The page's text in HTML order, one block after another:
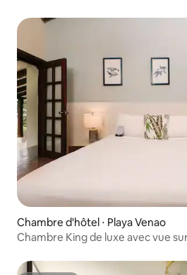
Chambre d'hôtel ⋅ Playa Venao
Chambre King de luxe avec vue